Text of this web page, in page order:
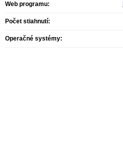
Web programu:
Počet stiahnutí:
Operačné systémy: